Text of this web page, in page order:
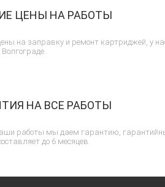
ЦЕНЫ НА РАБОТЫ
на заправку и ремонт картриджей, у
НА ВСЕ РАБОТЫ
работы мы даем гарантию,
до 6 месяцев.